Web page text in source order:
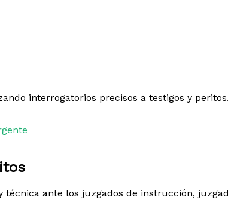
interrogatorios precisos a testigos y
ante los juzgados de instrucción,